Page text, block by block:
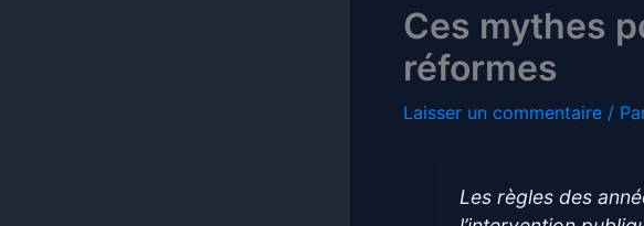
Ces mythes
réformes
Laisser un commentaire /
Les règles des